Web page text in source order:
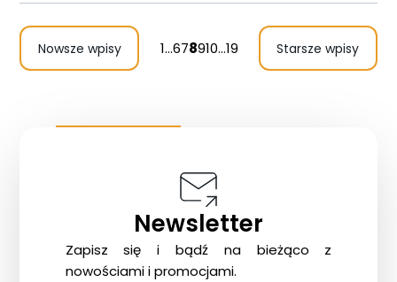
Gdzie i kiedy nurkować
Galeria
Nowsze wpisy 1…678910…19 Starsze wpisy
Newsletter
Zapisz się i bądź na bieżąco z
nowościami i promocjami.